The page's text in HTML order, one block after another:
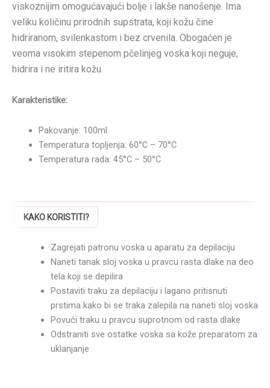
viskoznijim omogućavajući bolje i lakše nanošenje. Ima
veliku količinu prirodnih supstrata, koji kožu čine
hidriranom, svilenkastom i bez crvenila. Obogaćen je
veoma visokim stepenom pčelinjeg voska koji neguje,
hidrira i ne iritira kožu.
Karakteristike:
Pakovanje: 100ml
Temperatura topljenja: 60°C – 70°C
Temperatura rada: 45°C – 50°C
KAKO KORISTITI?
Zagrejati patronu voska u aparatu za depilaciju
Naneti tanak sloj voska u pravcu rasta dlake na deo
tela koji se depilira
Postaviti traku za depilaciju i lagano pritisnuti
prstima kako bi se traka zalepila na naneti sloj voska
Povući traku u pravcu suprotnom od rasta dlake
Odstraniti sve ostatke voska sa kože preparatom za
uklanjanje